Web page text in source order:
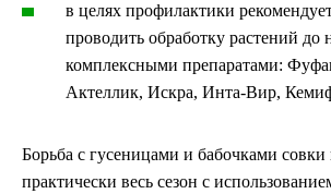
в целях профилактики
проводить обработку растений до
комплексными препаратами:
Актеллик, Искра, Инта-Вир,
Борьба с гусеницами и бабочками совки
практически весь сезон с